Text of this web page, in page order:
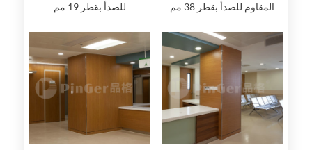
للصدأ بقطر 19 مم
المقاوم للصدأ بقطر 38 مم